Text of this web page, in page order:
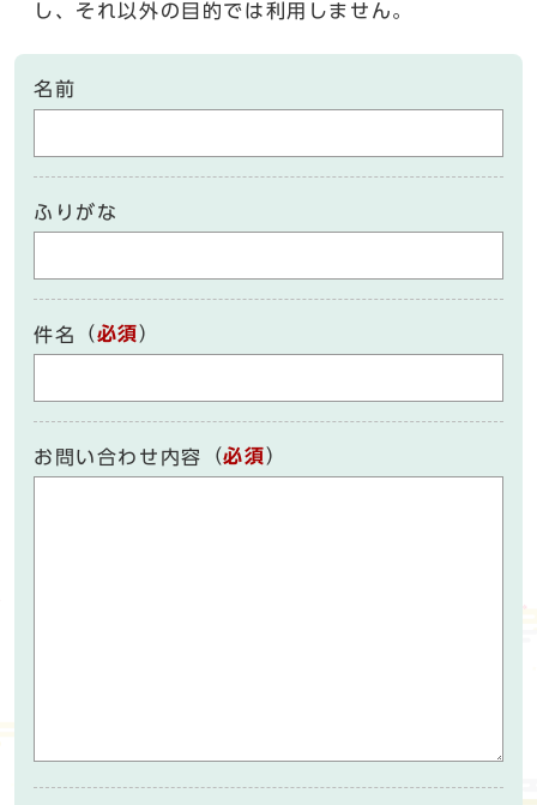
し、それ以外の目的では利用しません。
名前
ふりがな
件名 （必須）
お問い合わせ内容 （必須）